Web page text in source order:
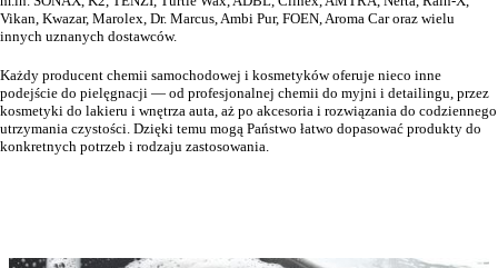
Vikan , Kwazar, Marolex, Dr. Marcus, Ambi Pur, FOEN, Aroma Car oraz wielu
innych uznanych dostawców.
Każdy producent chemii samochodowej i kosmetyków oferuje nieco inne
podejście do pielęgnacji — od profesjonalnej chemii do myjni i detailingu, przez
kosmetyki do lakieru i wnętrza auta, aż po akcesoria i rozwiązania do codziennego
utrzymania czystości. Dzięki temu mogą Państwo łatwo dopasować produkty do
konkretnych potrzeb i rodzaju zastosowania.